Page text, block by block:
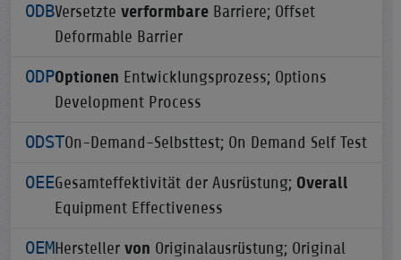
ODBVersetzte verformbare Barriere; Offset
Deformable Barrier
ODPOptionen Entwicklungsprozess; Options
Development Process
ODSTOn-Demand-Selbsttest; On Demand Self Test
OEEGesamteffektivität der Ausrüstung; Overall
Equipment Effectiveness
OEMHersteller von Originalausrüstung; Original